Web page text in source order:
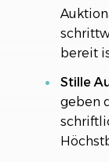
bereit
Stille
geben